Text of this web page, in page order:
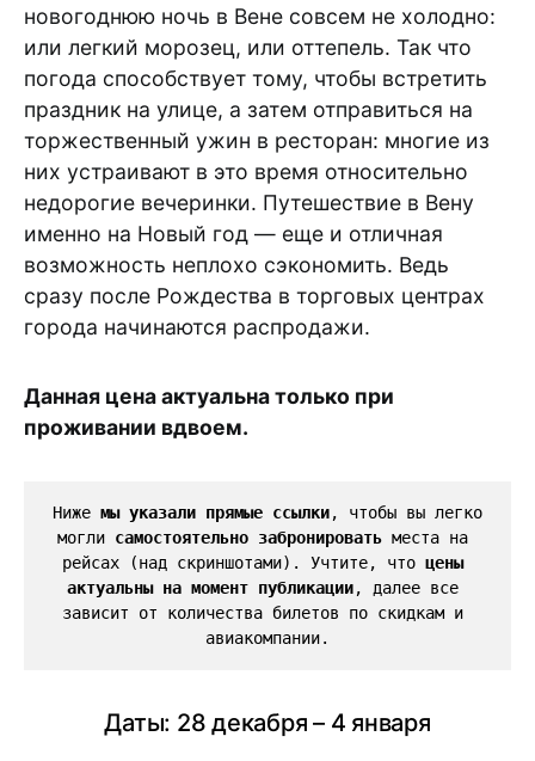
новогоднюю ночь в Вене совсем не холодно:
или легкий морозец, или оттепель. Так что
погода способствует тому, чтобы встретить
праздник на улице, а затем отправиться на
торжественный ужин в ресторан: многие из
них устраивают в это время относительно
недорогие вечеринки. Путешествие в Вену
именно на Новый год — еще и отличная
возможность неплохо сэкономить. Ведь
сразу после Рождества в торговых центрах
города начинаются распродажи.
Данная цена актуальна только при
проживании вдвоем.
Ниже мы указали прямые ссылки, чтобы вы легко
могли самостоятельно забронировать места на
рейсах (над скриншотами). Учтите, что цены
актуальны на момент публикации, далее все
зависит от количества билетов по скидкам и
авиакомпании.
Даты: 28 декабря – 4 января